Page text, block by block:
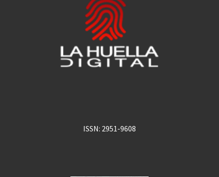
ISSN: 2951-9608